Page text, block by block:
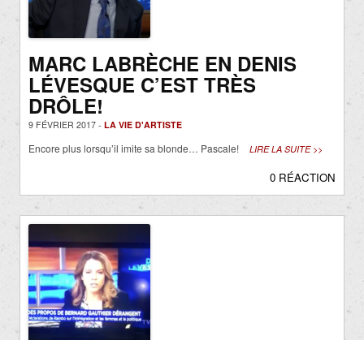
MARC LABRÈCHE EN DENIS
LÉVESQUE C’EST TRÈS
DRÔLE!
9 FÉVRIER 2017 - LA VIE D'ARTISTE
Encore plus lorsqu’il imite sa blonde… Pascale! LIRE LA SUITE >>
0 RÉACTION